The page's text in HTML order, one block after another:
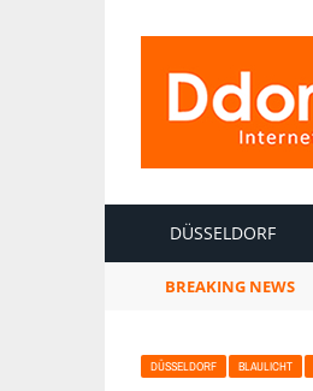
DÜSSELDORF
BREAKING NEWS
DÜSSELDORF BLAULICHT